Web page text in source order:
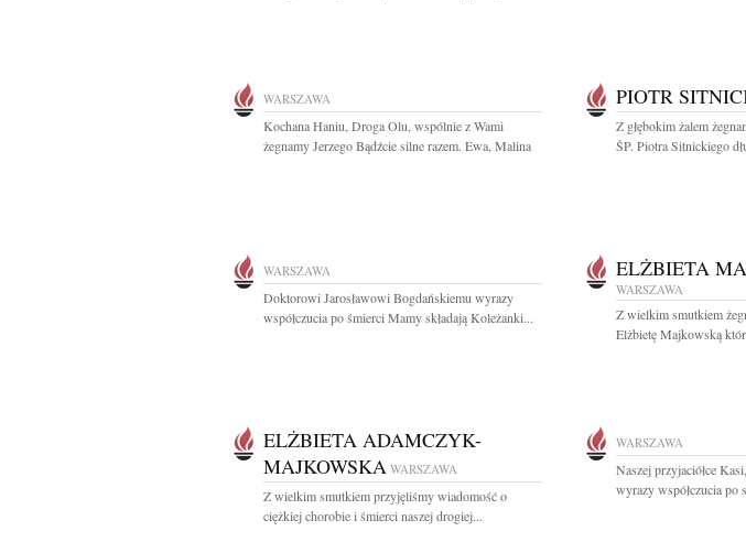
WARSZAWA
Kochana Haniu, Droga Olu, wspólnie z Wami
żegnamy Jerzego Bądźcie silne razem. Ewa, Malina
PIOTR
Z głębokim żalem
ŚP. Piotra Sitnickiego
WARSZAWA
Doktorowi Jarosławowi Bogdańskiemu wyrazy
współczucia po śmierci Mamy składają Koleżanki...
ELŻBIETA
WARSZAWA
Z wielkim smutkiem
Elżbietę Majkowską
ELŻBIETA ADAMCZYK-
MAJKOWSKA WARSZAWA
Z wielkim smutkiem przyjęliśmy wiadomość o
ciężkiej chorobie i śmierci naszej drogiej...
WARSZAWA
Naszej przyjaciółce
wyrazy współczucia po